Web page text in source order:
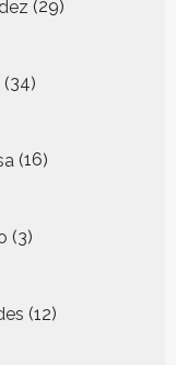
29
producten
34
producten
16
producten
3
producten
12
producten